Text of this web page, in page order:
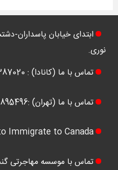
ابتدای خیابان پاسداران-
نوری.
تماس با ما (کانادا) : 0014382387020
تماس با ما (تهران) :02122895496
Immigrate to Canada
تماس با موسسه مهاجرتی